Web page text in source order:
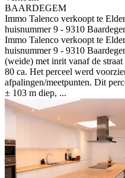
BAARDEGEM
Immo Talenco verkoopt te
huisnummer 9 - 9310
Immo Talenco verkoopt te
huisnummer 9 - 9310
(weide) met inrit vanaf de
80 ca. Het perceel werd
afpalingen/meetpunten. Dit
± 103 m diep, ...